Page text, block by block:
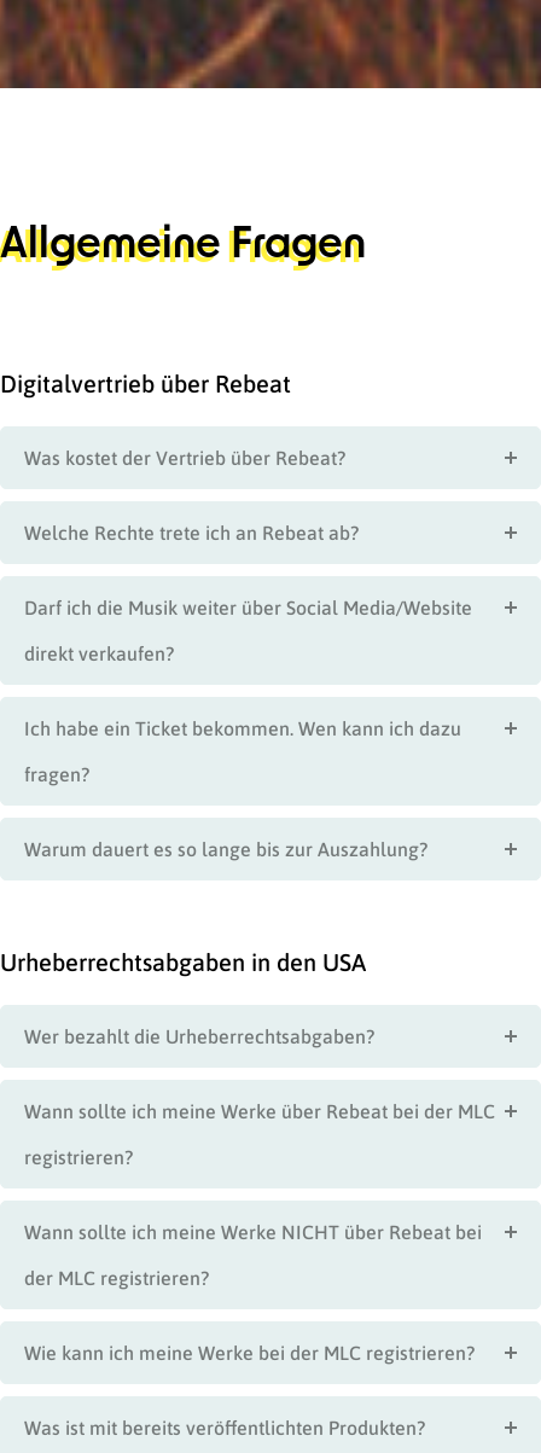
Allgemeine Fragen
Digitalvertrieb über Rebeat
Was kostet der Vertrieb über Rebeat?
Welche Rechte trete ich an Rebeat ab?
Darf ich die Musik weiter über Social Media/Website
direkt verkaufen?
Ich habe ein Ticket bekommen. Wen kann ich dazu
fragen?
Warum dauert es so lange bis zur Auszahlung?
Urheberrechtsabgaben in den USA
Wer bezahlt die Urheberrechtsabgaben?
Wann sollte ich meine Werke über Rebeat bei der MLC
registrieren?
Wann sollte ich meine Werke NICHT über Rebeat bei
der MLC registrieren?
Wie kann ich meine Werke bei der MLC registrieren?
Was ist mit bereits veröffentlichten Produkten?